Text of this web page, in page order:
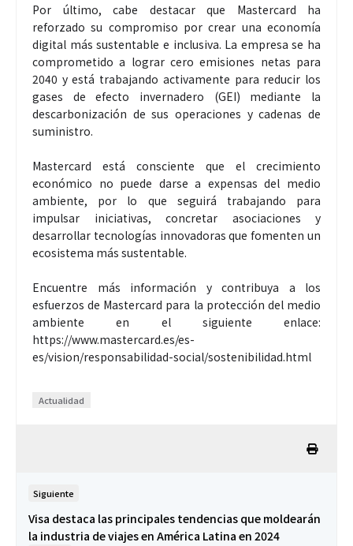
Por último, cabe destacar que Mastercard ha
reforzado su compromiso por crear una economía
digital más sustentable e inclusiva. La empresa se ha
comprometido a lograr cero emisiones netas para
2040 y está trabajando activamente para reducir los
gases de efecto invernadero (GEI) mediante la
descarbonización de sus operaciones y cadenas de
suministro.
Mastercard está consciente que el crecimiento
económico no puede darse a expensas del medio
ambiente, por lo que seguirá trabajando para
impulsar iniciativas, concretar asociaciones y
desarrollar tecnologías innovadoras que fomenten un
ecosistema más sustentable.
Encuentre más información y contribuya a los
esfuerzos de Mastercard para la protección del medio
ambiente en el siguiente enlace:
https://www.mastercard.es/es-
es/vision/responsabilidad-social/sostenibilidad.html
Actualidad
Siguiente
Visa destaca las principales tendencias que moldearán
la industria de viajes en América Latina en 2024